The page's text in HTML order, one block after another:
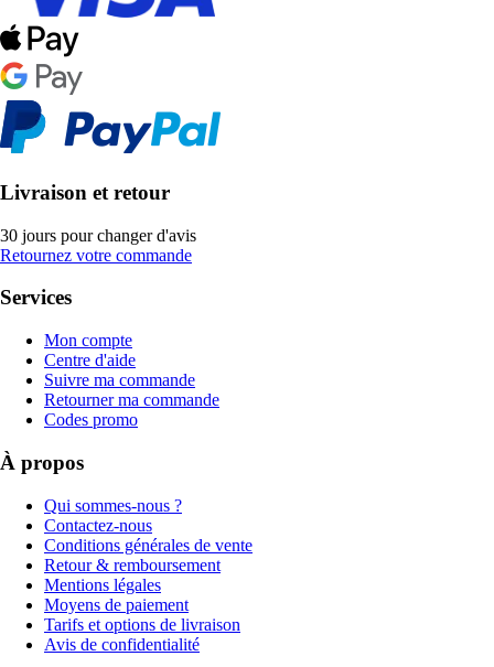
Livraison et retour
30 jours pour changer d'avis
Retournez votre commande
Services
Mon compte
Centre d'aide
Suivre ma commande
Retourner ma commande
Codes promo
À propos
Qui sommes-nous ?
Contactez-nous
Conditions générales de vente
Retour & remboursement
Mentions légales
Moyens de paiement
Tarifs et options de livraison
Avis de confidentialité